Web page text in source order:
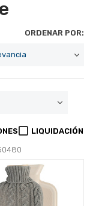
ORDENAR POR:
LIQUIDACIÓN